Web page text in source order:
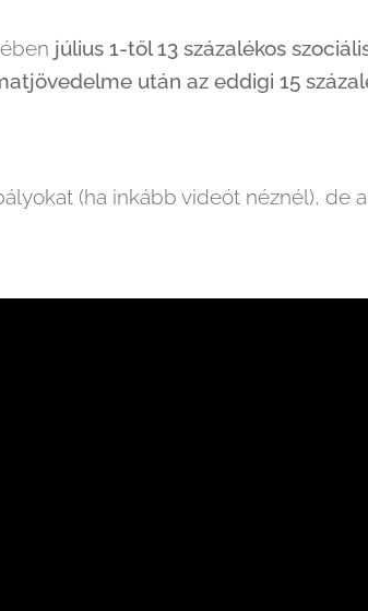
július 1-től 13 százalékos
után az eddigi 15
(ha inkább videót néznél), de